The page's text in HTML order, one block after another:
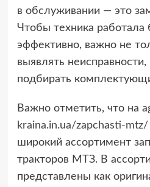
в обслуживании — это
Чтобы техника работала
эффективно, важно не
выявлять
подбирать
Важно отметить, что на
kraina.in.ua/zapchasti-mtz/
широкий ассортимент
тракторов МТЗ. В
представлены как